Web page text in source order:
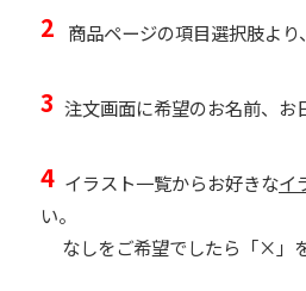
2 商品ページの項目選択肢より、
3 注文画面に希望のお名前、お
4 イラスト一覧からお好きなイ
い。
なしをご希望でしたら「×」